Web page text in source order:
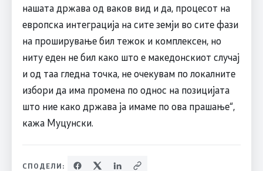
нашата држава од ваков вид и да, процесот на
европска интеграција на сите земји во сите фази
на проширување бил тежок и комплексен, но
ниту еден не бил како што е македонскиот случај
и од таа гледна точка, не очекувам по локалните
избори да има промена по однос на позицијата
што ние како држава ја имаме по ова прашање“,
кажа Муцунски.
СПОДЕЛИ: